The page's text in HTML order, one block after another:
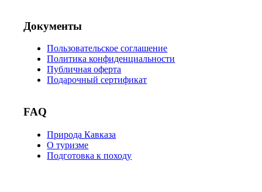
Документы
Пользовательское соглашение
Политика конфиденциальности
Публичная оферта
Подарочный сертификат
FAQ
Природа Кавказа
О туризме
Подготовка к походу